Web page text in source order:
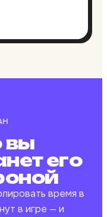
вы
его
время в
в игре — и